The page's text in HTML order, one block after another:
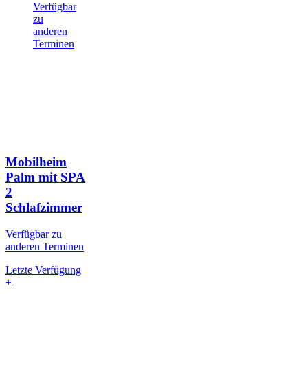
Verfügbar
zu
anderen
Terminen
Mobilheim
Palm mit SPA
2
Schlafzimmer
Verfügbar zu
anderen Terminen
Letzte Verfügung
+